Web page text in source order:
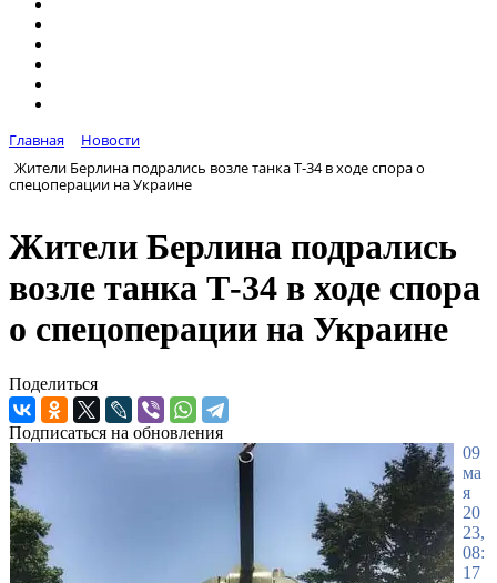
Главная
Новости
Жители Берлина подрались возле танка Т-34 в ходе спора о
спецоперации на Украине
Жители Берлина подрались
возле танка Т-34 в ходе спора
о спецоперации на Украине
Поделиться
Подписаться на обновления
09
ма
я
20
23,
08:
17